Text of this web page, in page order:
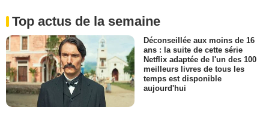
Top actus de la semaine
Déconseillée aux moins de 16
ans : la suite de cette série
Netflix adaptée de l'un des 100
meilleurs livres de tous les
temps est disponible
aujourd'hui